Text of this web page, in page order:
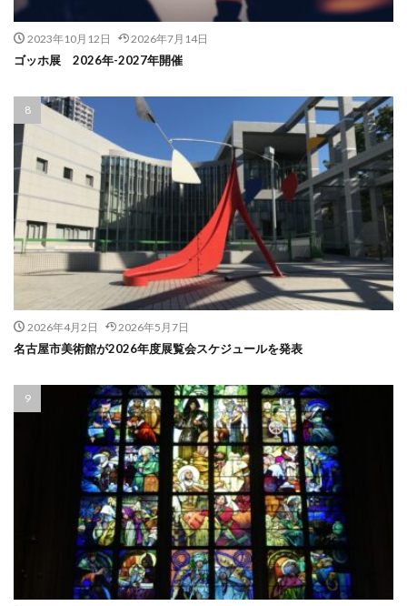
2023年10月12日 2026年7月14日
ゴッホ展 2026年-2027年開催
2026年4月2日 2026年5月7日
名古屋市美術館が2026年度展覧会スケジュールを発表